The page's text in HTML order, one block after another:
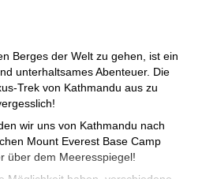
Berges der Welt zu gehen, ist ein
unterhaltsames Abenteuer. Die
Trek von Kathmandu aus zu
wir uns von Kathmandu nach
Mount Everest Base Camp
über dem Meeresspiegel!